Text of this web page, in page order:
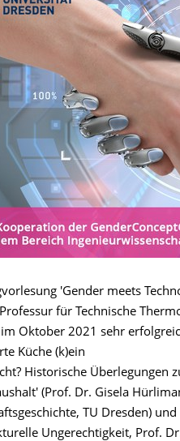
'Gender meets
für Technische
Oktober 2021 sehr
Küche (k)ein
Historische Überlegungen
(Prof. Dr. Gisela
TU Dresden)
Ungerechtigkeit, Prof.